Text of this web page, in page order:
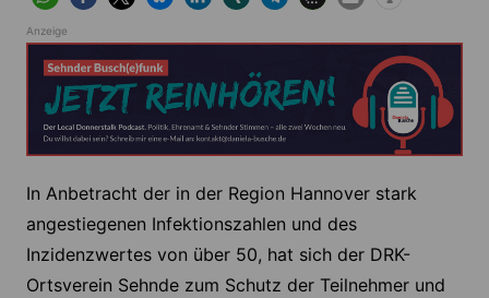
Anzeige
In Anbetracht der in der Region Hannover stark
angestiegenen Infektionszahlen und des
Inzidenzwertes von über 50, hat sich der DRK-
Ortsverein Sehnde zum Schutz der Teilnehmer und